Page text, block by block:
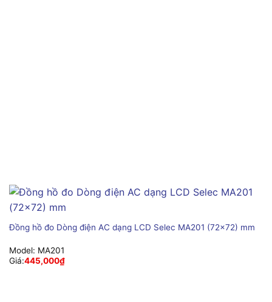
Đồng hồ đo Dòng điện AC dạng LCD Selec MA201 (72×72) mm
Model: MA201
Giá:445,000₫